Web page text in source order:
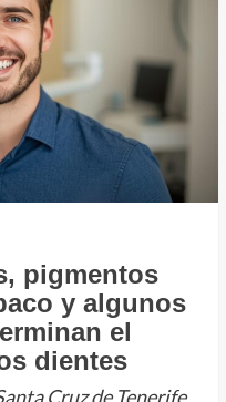
pigmentos
y algunos
el
dientes
Cruz de Tenerife